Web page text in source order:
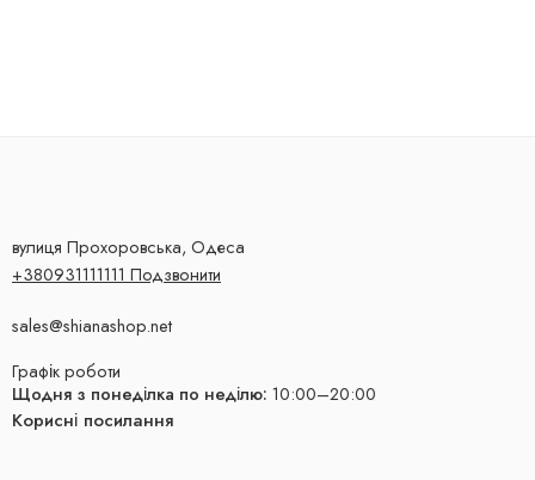
вулиця Прохоровська, Одеса
+380931111111 Подзвонити
sales@shianashop.net
Графік роботи
Щодня з понеділка по неділю: 10:00–20:00
Корисні посилання